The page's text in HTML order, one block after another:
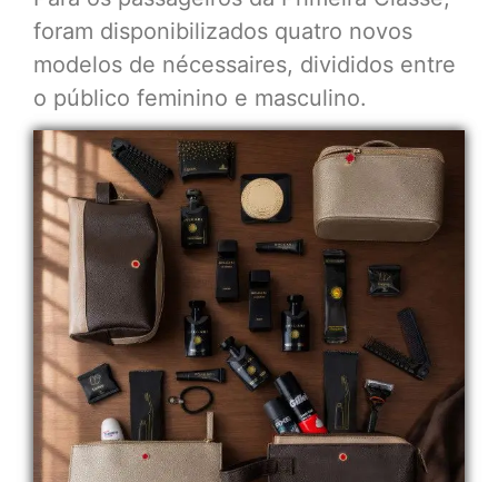
foram disponibilizados quatro novos
modelos de nécessaires, divididos entre
o público feminino e masculino.